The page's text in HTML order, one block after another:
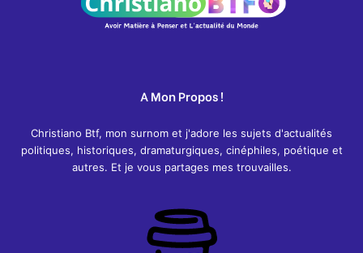
A Mon Propos !
Christiano Btf, mon surnom et j'adore les sujets d'actualités
politiques, historiques, dramaturgiques, cinéphiles, poétique et
autres. Et je vous partages mes trouvailles.